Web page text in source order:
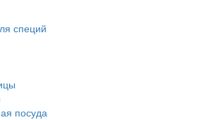
специй
посуда